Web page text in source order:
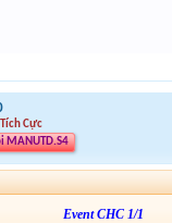
Cực
MANUTD.S4
Event CHC 1/1